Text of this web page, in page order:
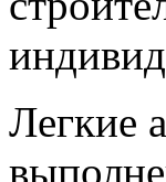
Легкие